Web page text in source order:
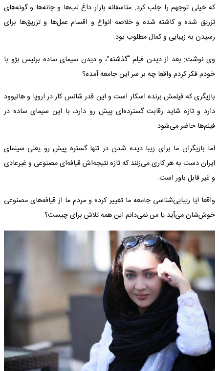
که خیلی توجهم را جلب کرد. متاسفانه بازار داغ لب‌ها و چانه‌ها و گونه‌های
تزریق شده و کاشته شده و خلاصه انواع و اقسام عمل‌ها و تزریق‌ها برای
رسیدن به زیبایی و کمال مطلوب بود.
وی نوشت: بعد از دیدن فیلم “گذشته”، و دیدن سیمای ساده برنیس بژو با
خودم فکر کردم واقعا چه بر سر این جامعه آمده؟
بازیگری که فیلمش برنده اسکار است و این قدر شانس کار در اروپا و هالیوود
دارد و تازه شاید رقابت گسترده‌ای پیش رو دارد، با این سیمای ساده در
فیلم‌ها حاضر می‌شود.
اما بازیگران ما برای زیبا دیده شدن در تنها گستره پیش رو یعنی سینمای
ایران دست به هر کاری می‌زنند که تازه نتیجه‌اش قیافه‌ای مصنوعی و غیرعادی
و غیر قابل باور است.
واقعا آیا زیبایی‌شناسی جامعه ما تغییر کرده و مردم ما از قیافه‌های مصنوعی
خوش‌شان می‌آید یا من نمی‌دانم این همه تلاش برای چیست؟